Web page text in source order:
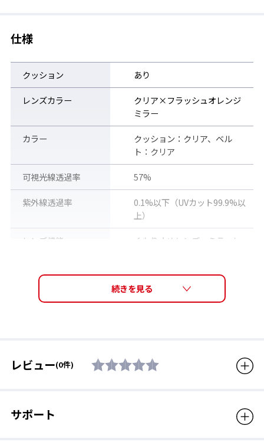
名前を書いて紛失防止
ゴーグルの紛失や間違いを防ぐためスイミングゴーグルのベルト
部分に専用のネームプレートを装着しました。
仕様
クッション あり
レンズカラー
クリア×フラッシュオレンジ
ミラー
カラー
クッション：クリア、ベル
ト：クリア
可視光線透過率 57%
紫外線透過率
0.1%以下（UVカット99.9%以
上）
レンズ機能
くもり止めレンズ、ミラーレ
素材
アイカップ：ポリカーボネー
ト、クッション：シリコー
ン、鼻ベルト : エラストマー、
ムプレート
対象年齢
レビュー(0件)
サポート